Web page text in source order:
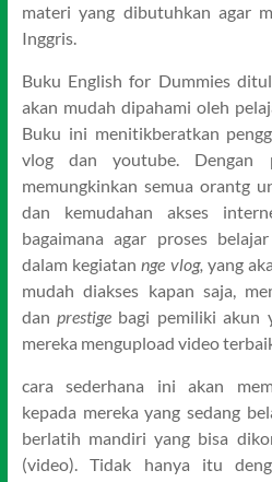
materi yang dibutuhkan agar
Inggris.
Buku English for Dummies
akan mudah dipahami oleh
Buku ini menitikberatkan
vlog dan youtube. Dengan
memungkinkan semua orantg
dan kemudahan akses
bagaimana agar proses
dalam kegiatannge vlog, yang
mudah diakses kapan saja,
danprestige bagi pemiliki akun
mereka mengupload video
cara sederhana ini akan
kepada mereka yang sedang
berlatih mandiri yang bisa
(video). Tidak hanya itu